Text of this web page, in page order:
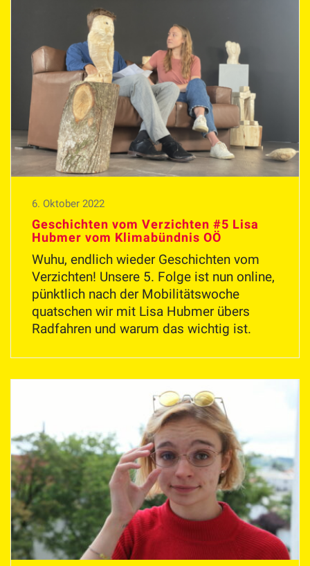
6. Oktober 2022
Geschichten vom Verzichten #5 Lisa
Hubmer vom Klimabündnis OÖ
Wuhu, endlich wieder Geschichten vom
Verzichten! Unsere 5. Folge ist nun online,
pünktlich nach der Mobilitätswoche
quatschen wir mit Lisa Hubmer übers
Radfahren und warum das wichtig ist.